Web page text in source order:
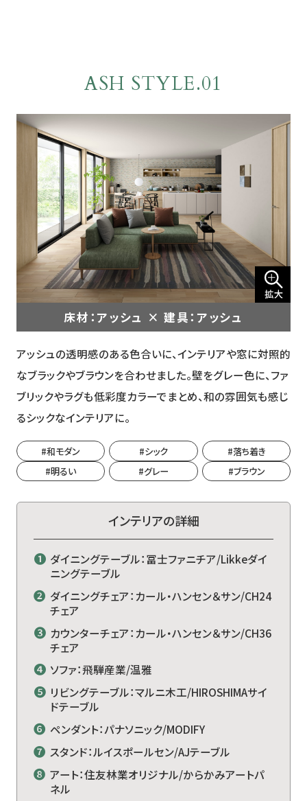
ASH STYLE.01
床材：アッシュ × 建具：アッシュ
アッシュの透明感のある色合いに、インテリアや窓に対照的
なブラックやブラウンを合わせました。壁をグレー色に、ファ
ブリックやラグも低彩度カラーでまとめ、和の雰囲気も感じ
るシックなインテリアに。
#和モダン #シック
#落ち着き
#明るい
#グレー #ブラウン
インテリアの詳細
❶ ダイニングテーブル：冨士ファニチア/Likkeダイ
ニングテーブル
❷ ダイニングチェア：カール・ハンセン＆サン/CH24
チェア
❸ カウンターチェア：カール・ハンセン＆サン/CH36
チェア
❹ ソファ：飛騨産業/温雅
❺ リビングテーブル：マルニ木工/HIROSHIMAサイ
ドテーブル
❻ ペンダント：パナソニック/MODIFY
❼ スタンド：ルイスポールセン/AJテーブル
❽ アート：住友林業オリジナル/からかみアートパ
ネル